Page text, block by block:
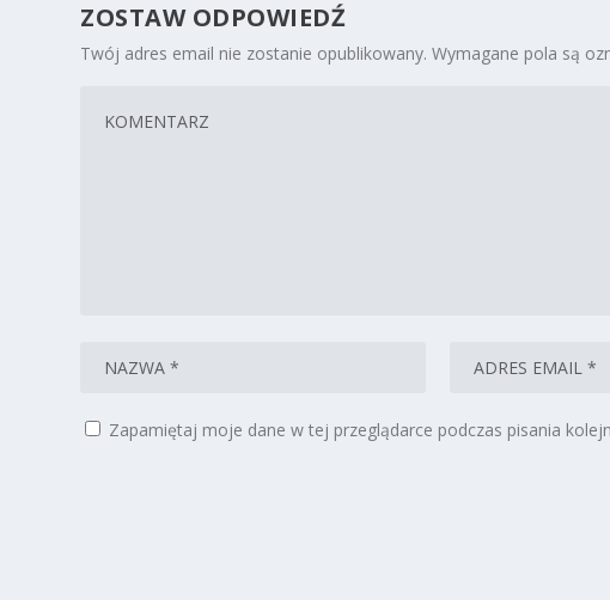
ZOSTAW ODPOWIEDŹ
Twój adres email nie zostanie opublikowany. Wymagane pola są
Zapamiętaj moje dane w tej przeglądarce podczas pisania